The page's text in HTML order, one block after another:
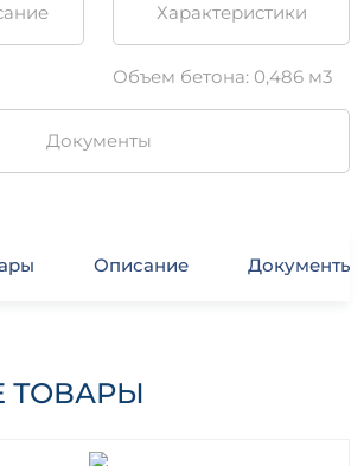
Характеристики
Объем бетона: 0,486 м3
Документы
Описание Документы
ТОВАРЫ